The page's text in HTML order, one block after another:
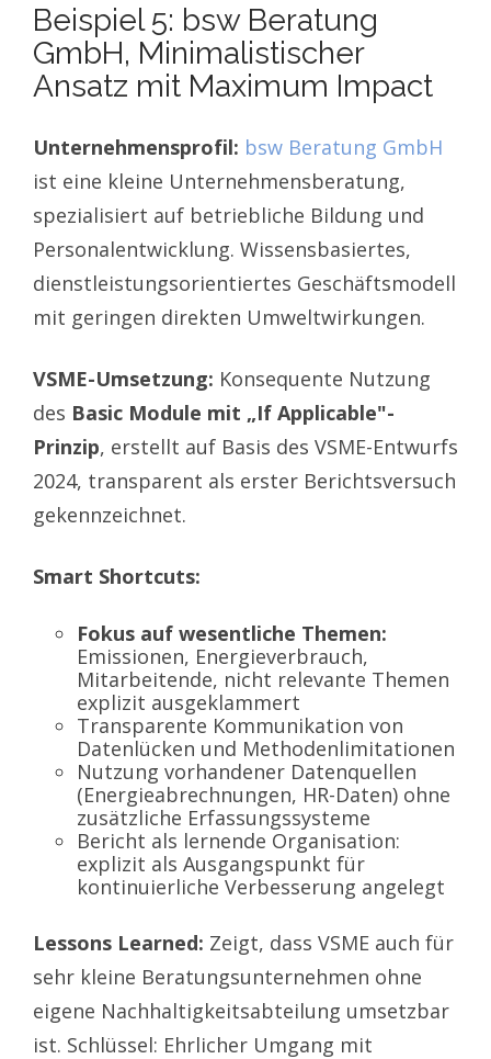
Beispiel 5: bsw Beratung
GmbH, Minimalistischer
Ansatz mit Maximum Impact
Unternehmensprofil: bsw Beratung GmbH
ist eine kleine Unternehmensberatung,
spezialisiert auf betriebliche Bildung und
Personalentwicklung. Wissensbasiertes,
dienstleistungsorientiertes Geschäftsmodell
mit geringen direkten Umweltwirkungen.
VSME-Umsetzung: Konsequente Nutzung
des Basic Module mit „If Applicable"-
Prinzip, erstellt auf Basis des VSME-Entwurfs
2024, transparent als erster Berichtsversuch
gekennzeichnet.
Smart Shortcuts:
Fokus auf wesentliche Themen:
Emissionen, Energieverbrauch,
Mitarbeitende, nicht relevante Themen
explizit ausgeklammert
Transparente Kommunikation von
Datenlücken und Methodenlimitationen
Nutzung vorhandener Datenquellen
(Energieabrechnungen, HR-Daten) ohne
zusätzliche Erfassungssysteme
Bericht als lernende Organisation:
explizit als Ausgangspunkt für
kontinuierliche Verbesserung angelegt
Lessons Learned: Zeigt, dass VSME auch für
sehr kleine Beratungsunternehmen ohne
eigene Nachhaltigkeitsabteilung umsetzbar
ist. Schlüssel: Ehrlicher Umgang mit